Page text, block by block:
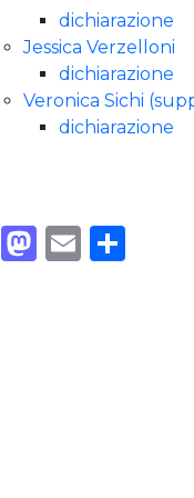
dichiarazione
Jessica Verzelloni
dichiarazione
Veronica Sichi
dichiarazione
Facebook
Mastodon
Email